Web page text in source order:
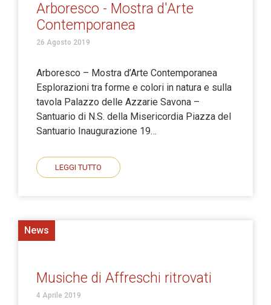
Arboresco - Mostra d'Arte
Contemporanea
26 Agosto 2019
Arboresco – Mostra d’Arte Contemporanea
Esplorazioni tra forme e colori in natura e sulla
tavola Palazzo delle Azzarie Savona –
Santuario di N.S. della Misericordia Piazza del
Santuario Inaugurazione 19…
LEGGI TUTTO
News
Musiche di Affreschi ritrovati
4 Aprile 2019